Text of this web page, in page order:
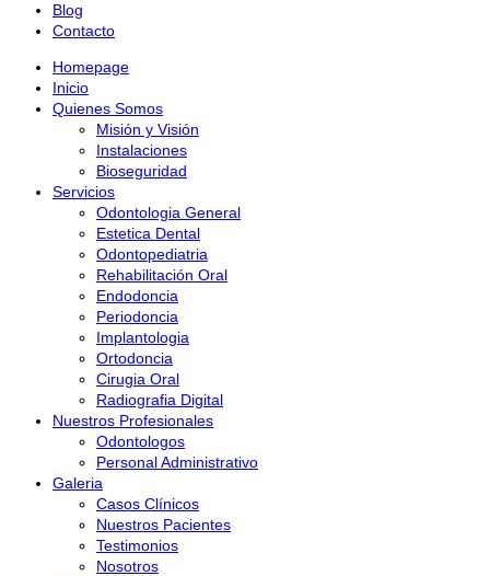
Blog
Contacto
Homepage
Inicio
Quienes Somos
Misión y Visión
Instalaciones
Bioseguridad
Servicios
Odontologia General
Estetica Dental
Odontopediatria
Rehabilitación Oral
Endodoncia
Periodoncia
Implantologia
Ortodoncia
Cirugia Oral
Radiografia Digital
Nuestros Profesionales
Odontologos
Personal Administrativo
Galeria
Casos Clínicos
Nuestros Pacientes
Testimonios
Nosotros